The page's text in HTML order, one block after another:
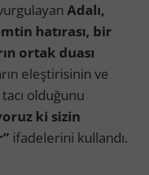
Adalı,
hatırası, bir
ortak duası
eleştirisinin ve
olduğunu
ki sizin
ifadelerini kullandı.